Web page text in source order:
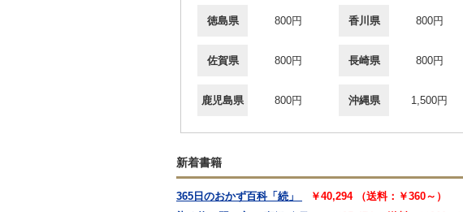
徳島県 800円 香川県 800円
佐賀県 800円 長崎県 800円
鹿児島県 800円 沖縄県 1,500円
新着書籍
365日のおかず百科「続」
￥40,294 （送料：￥360～）